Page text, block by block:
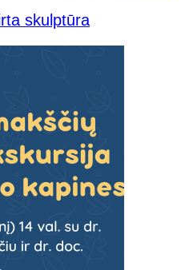
skulptūra